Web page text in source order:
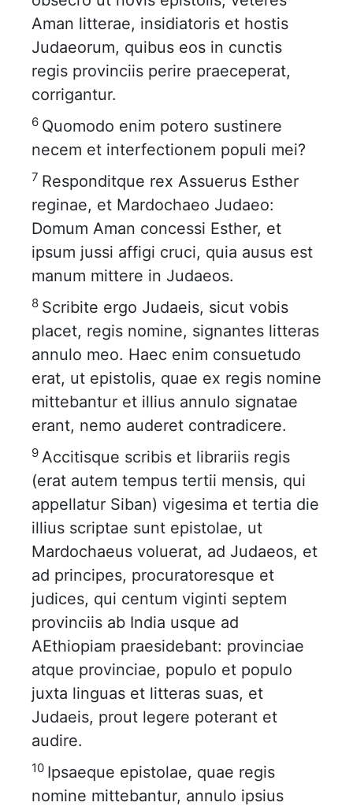
Aman litterae, insidiatoris et hostis
Judaeorum, quibus eos in cunctis
regis provinciis perire praeceperat,
corrigantur.
6 Quomodo enim potero sustinere
necem et interfectionem populi mei?
7 Responditque rex Assuerus Esther
reginae, et Mardochaeo Judaeo:
Domum Aman concessi Esther, et
ipsum jussi affigi cruci, quia ausus est
manum mittere in Judaeos.
8 Scribite ergo Judaeis, sicut vobis
placet, regis nomine, signantes litteras
annulo meo. Haec enim consuetudo
erat, ut epistolis, quae ex regis nomine
mittebantur et illius annulo signatae
erant, nemo auderet contradicere.
9 Accitisque scribis et librariis regis
(erat autem tempus tertii mensis, qui
appellatur Siban) vigesima et tertia die
illius scriptae sunt epistolae, ut
Mardochaeus voluerat, ad Judaeos, et
ad principes, procuratoresque et
judices, qui centum viginti septem
provinciis ab India usque ad
AEthiopiam praesidebant: provinciae
atque provinciae, populo et populo
juxta linguas et litteras suas, et
Judaeis, prout legere poterant et
audire.
10 Ipsaeque epistolae, quae regis
nomine mittebantur, annulo ipsius